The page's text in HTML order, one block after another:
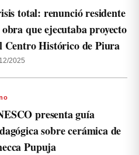
total: renunció residente
que ejecutaba proyecto
Centro Histórico de Piura
2025
presenta guía
sobre cerámica de
Pupuja